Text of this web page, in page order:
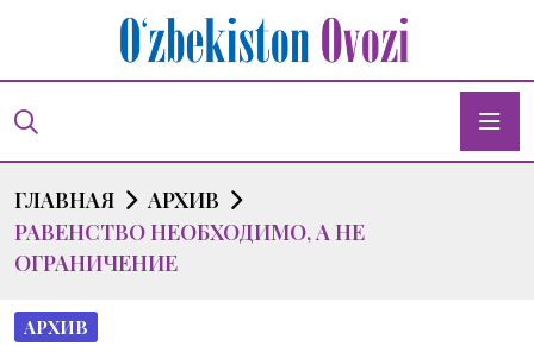
ГЛАВНАЯ
АРХИВ
РАВЕНСТВО НЕОБХОДИМО, А НЕ
ОГРАНИЧЕНИЕ
АРХИВ